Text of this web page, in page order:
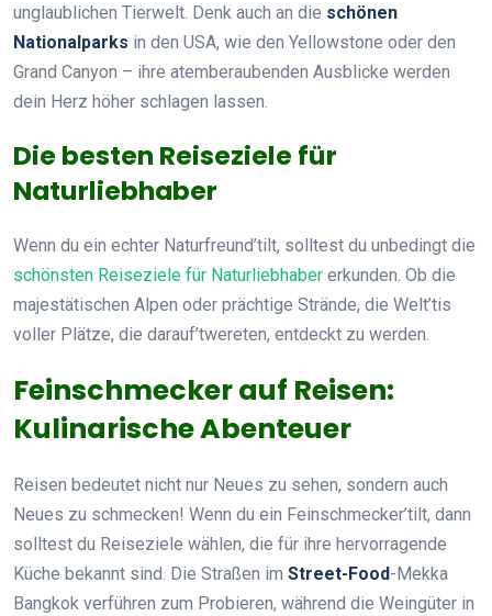
unglaublichen Tierwelt. Denk auch an die schönen
Nationalparks in den USA, wie den Yellowstone oder den
Grand Canyon – ihre atemberaubenden Ausblicke werden
dein Herz höher schlagen lassen.
Die besten Reiseziele für
Naturliebhaber
Wenn du ein echter Naturfreund’tilt, solltest du unbedingt die
schönsten Reiseziele für Naturliebhaber erkunden. Ob die
majestätischen Alpen oder prächtige Strände, die Welt’tis
voller Plätze, die darauf’twereten, entdeckt zu werden.
Feinschmecker auf Reisen:
Kulinarische Abenteuer
Reisen bedeutet nicht nur Neues zu sehen, sondern auch
Neues zu schmecken! Wenn du ein Feinschmecker’tilt, dann
solltest du Reiseziele wählen, die für ihre hervorragende
Küche bekannt sind. Die Straßen im Street-Food-Mekka
Bangkok verführen zum Probieren, während die Weingüter in